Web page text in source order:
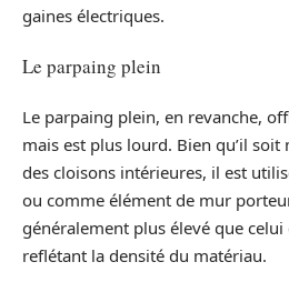
gaines électriques.
Le parpaing plein
Le parpaing plein, en revanche,
mais est plus lourd. Bien qu’il
des cloisons intérieures, il est
ou comme élément de mur
généralement plus élevé que
reflétant la densité du matériau.